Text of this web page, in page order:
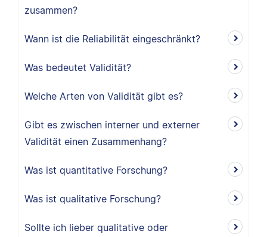
zusammen?
Wann ist die Reliabilität eingeschränkt?
Was bedeutet Validität?
Welche Arten von Validität gibt es?
Gibt es zwischen interner und externer
Validität einen Zusammenhang?
Was ist quantitative Forschung?
Was ist qualitative Forschung?
Sollte ich lieber qualitative oder